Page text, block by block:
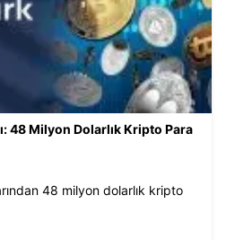
48 Milyon Dolarlık Kripto Para
48 milyon dolarlık kripto